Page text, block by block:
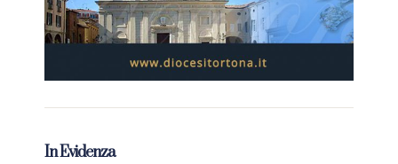
In Evidenza